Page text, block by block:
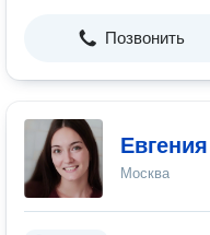
Позвонить
Москва